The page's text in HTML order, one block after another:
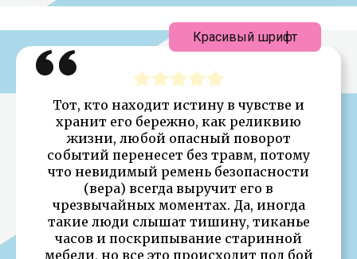
Тот, кто находит истину в чувстве и
хранит его бережно, как реликвию
жизни, любой опасный поворот
событий перенесет без травм, потому
что невидимый ремень безопасности
(вера) всегда выручит его в
чрезвычайных моментах. Да, иногда
такие люди слышат тишину, тиканье
часов и поскрипывание старинной
мебели, но все это происходит под бой
Красивый шрифт